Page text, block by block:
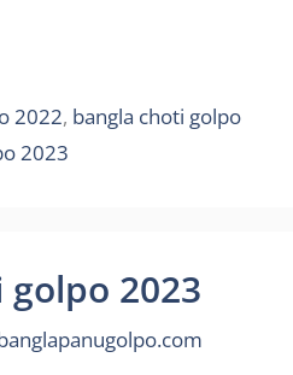
2022, bangla choti golpo
2023
2023